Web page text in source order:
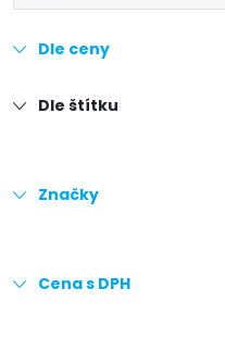
Dle ceny
Dle štítku
Značky
Cena s DPH